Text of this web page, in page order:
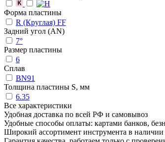
Форма пластины
R (Круглая) FF
Задний угол (AN)
7°
Размер пластины
6
Сплав
BN91
Толщина пластины S, мм
6.35
Все характеристики
Удобная доставка по всей РФ и самовывоз
Удобные способы оплаты: картами банков,
Широкий ассортимент инструмента в наличии